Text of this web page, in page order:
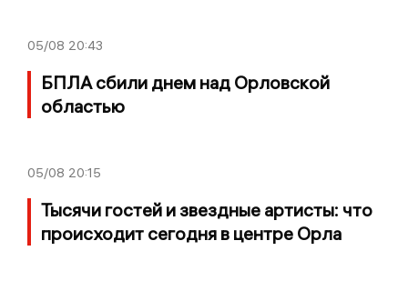
05/08 20:43
БПЛА сбили днем над Орловской
областью
05/08 20:15
Тысячи гостей и звездные артисты: что
происходит сегодня в центре Орла